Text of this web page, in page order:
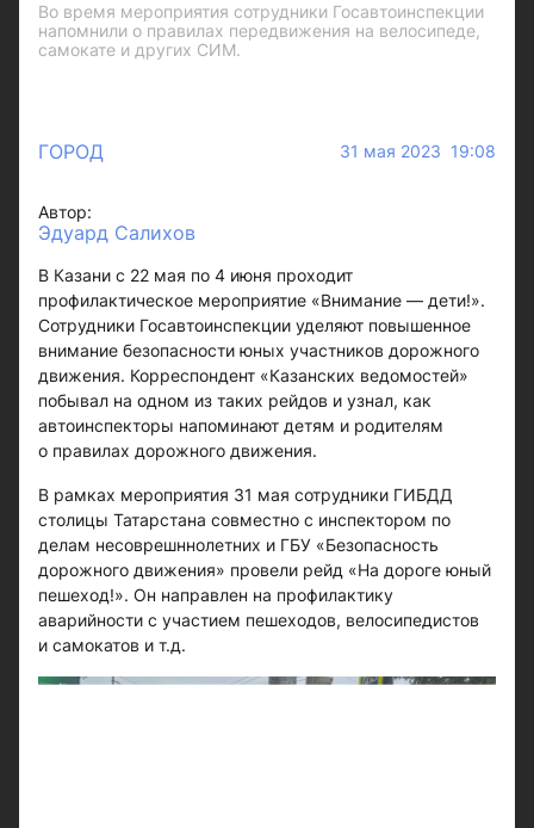
Во время мероприятия сотрудники Госавтоинспекции
напомнили о правилах передвижения на велосипеде,
самокате и других СИМ.
ГОРОД 31 мая 2023 19:08
Автор:
Эдуард Салихов
В Казани с 22 мая по 4 июня проходит
профилактическое мероприятие «Внимание — дети!».
Сотрудники Госавтоинспекции уделяют повышенное
внимание безопасности юных участников дорожного
движения. Корреспондент «Казанских ведомостей»
побывал на одном из таких рейдов и узнал, как
автоинспекторы напоминают детям и родителям
о правилах дорожного движения.
В рамках мероприятия 31 мая сотрудники ГИБДД
столицы Татарстана совместно с инспектором по
делам несоврешннолетних и ГБУ «Безопасность
дорожного движения» провели рейд «На дороге юный
пешеход!». Он направлен на профилактику
аварийности с участием пешеходов, велосипедистов
и самокатов и т.д.